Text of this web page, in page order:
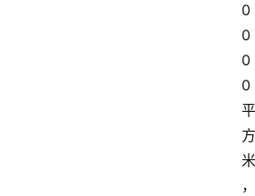
0
0
0
0
平
方
米
，